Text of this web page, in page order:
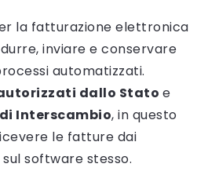
la fatturazione elettronica
inviare e conservare
automatizzati.
dallo Stato e
Interscambio, in questo
le fatture dai
software stesso.